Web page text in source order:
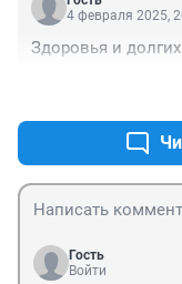
4 февраля 2025,
Здоровья и
Гость
Войти